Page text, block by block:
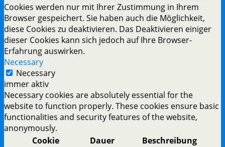
Cookies werden nur mit Ihrer Zustimmung in Ihrem
Browser gespeichert. Sie haben auch die Möglichkeit,
diese Cookies zu deaktivieren. Das Deaktivieren einiger
dieser Cookies kann sich jedoch auf Ihre Browser-
Erfahrung auswirken.
Necessary
Necessary
immer aktiv
Necessary cookies are absolutely essential for the
website to function properly. These cookies ensure basic
functionalities and security features of the website,
anonymously.
Cookie
Dauer Beschreibung